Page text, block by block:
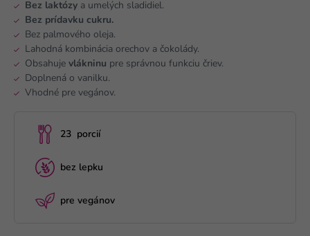
Bez laktózy a umelých sladidiel.
Bez prídavku cukru.
Bez palmového oleja.
Lahodná kombinácia orechov a čokolády.
Obsahuje vlákninu pre správnou funkciu čriev.
Doplnená o vanilku.
Vhodné pre vegánov.
23 porcií
bez lepku
pre vegánov